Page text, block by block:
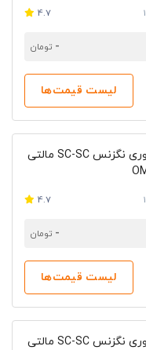
4.7
- تومان
لیست قیمت‌ها
پچ کورد فیبر نوری نگزنس SC-SC مالتی
4.7
- تومان
لیست قیمت‌ها
پچ کورد فیبر نوری نگزنس SC-SC مالتی